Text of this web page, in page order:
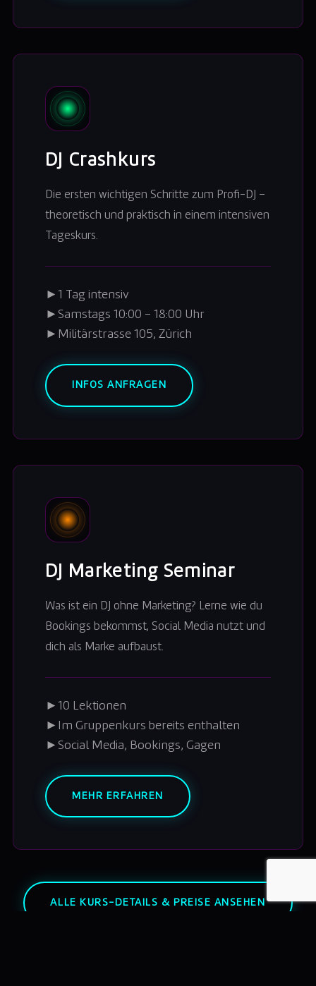
DJ Crashkurs
Die ersten wichtigen Schritte zum Profi-DJ –
theoretisch und praktisch in einem intensiven
Tageskurs.
► 1 Tag intensiv
► Samstags 10:00 – 18:00 Uhr
► Militärstrasse 105, Zürich
INFOS ANFRAGEN
DJ Marketing Seminar
Was ist ein DJ ohne Marketing? Lerne wie du
Bookings bekommst, Social Media nutzt und
dich als Marke aufbaust.
► 10 Lektionen
► Im Gruppenkurs bereits enthalten
► Social Media, Bookings, Gagen
MEHR ERFAHREN
ALLE KURS-DETAILS & PREISE ANSEHEN